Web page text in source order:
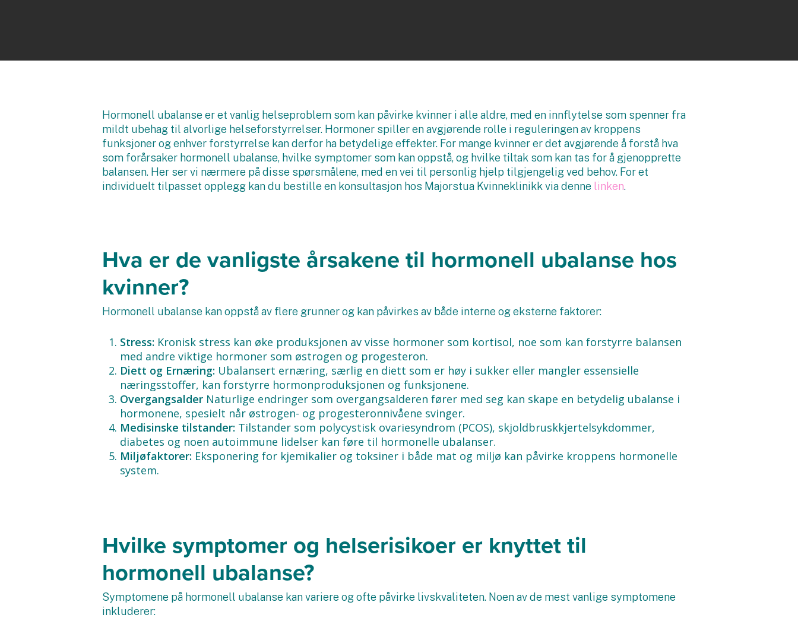
Hormonell ubalanse er et vanlig helseproblem som kan påvirke kvinner i alle aldre, med en innflytelse som spenner fra
mildt ubehag til alvorlige helseforstyrrelser. Hormoner spiller en avgjørende rolle i reguleringen av kroppens
funksjoner og enhver forstyrrelse kan derfor ha betydelige effekter. For mange kvinner er det avgjørende å forstå hva
som forårsaker hormonell ubalanse, hvilke symptomer som kan oppstå, og hvilke tiltak som kan tas for å gjenopprette
balansen. Her ser vi nærmere på disse spørsmålene, med en vei til personlig hjelp tilgjengelig ved behov. For et
individuelt tilpasset opplegg kan du bestille en konsultasjon hos Majorstua Kvinneklinikk via denne linken.
Hva er de vanligste årsakene til hormonell ubalanse hos
kvinner?
Hormonell ubalanse kan oppstå av flere grunner og kan påvirkes av både interne og eksterne faktorer:
Stress: Kronisk stress kan øke produksjonen av visse hormoner som kortisol, noe som kan forstyrre balansen
med andre viktige hormoner som østrogen og progesteron.
Diett og Ernæring: Ubalansert ernæring, særlig en diett som er høy i sukker eller mangler essensielle
næringsstoffer, kan forstyrre hormonproduksjonen og funksjonene.
Overgangsalder Naturlige endringer som overgangsalderen fører med seg kan skape en betydelig ubalanse i
hormonene, spesielt når østrogen- og progesteronnivåene svinger.
Medisinske tilstander: Tilstander som polycystisk ovariesyndrom (PCOS), skjoldbruskkjertelsykdommer,
diabetes og noen autoimmune lidelser kan føre til hormonelle ubalanser.
Miljøfaktorer: Eksponering for kjemikalier og toksiner i både mat og miljø kan påvirke kroppens hormonelle
system.
Hvilke symptomer og helserisikoer er knyttet til
hormonell ubalanse?
Symptomene på hormonell ubalanse kan variere og ofte påvirke livskvaliteten. Noen av de mest vanlige symptomene
inkluderer: